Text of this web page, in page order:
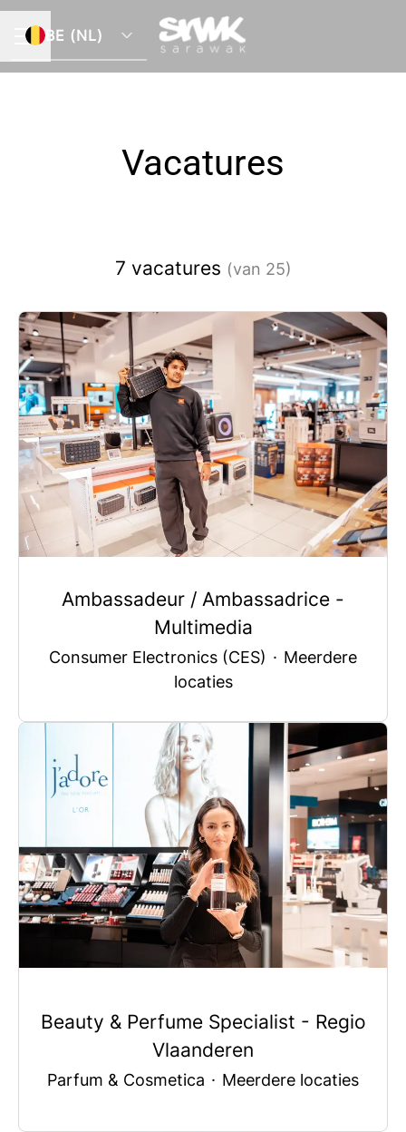
CARRIÈREMENU
BE (NL)
Vacatures
7 vacatures (van 25)
Ambassadeur / Ambassadrice -
Multimedia
Consumer Electronics (CES) · Meerdere
locaties
Beauty & Perfume Specialist - Regio
Vlaanderen
Parfum & Cosmetica · Meerdere locaties